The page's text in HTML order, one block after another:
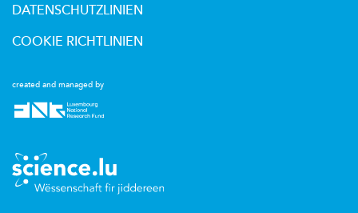
created and managed by
DATENSCHUTZLINIEN
COOKIE RICHTLINIEN